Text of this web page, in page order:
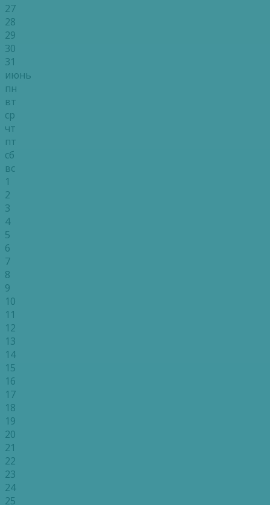
27
28
29
30
31
июнь
пн
вт
ср
чт
пт
сб
вс
1
2
3
4
5
6
7
8
9
10
11
12
13
14
15
16
17
18
19
20
21
22
23
24
25